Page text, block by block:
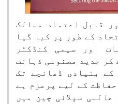
قابل اعتماد ممالک
کے طور پر کیا گیا
اور سیمی کنڈکٹر
کر جدید مصنوعی ذہانت
بنیادی ڈھانچے تک
حفاظت کے لیے پرعزم ہے
سپلائی چین میں